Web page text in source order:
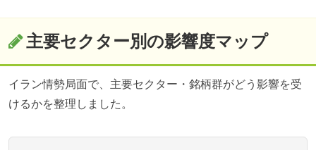
主要セクター別の影響度マップ
イラン情勢局面で、主要セクター・銘柄群がどう影響を受
けるかを整理しました。